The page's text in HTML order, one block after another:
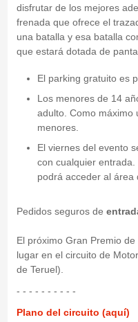
disfrutar de los mejores
frenada que ofrece el
una batalla y esa batalla
que estará dotada de
El parking gratuito es
Los menores de 14
adulto. Como máximo
menores.
El viernes del evento
con cualquier
podrá acceder al área
Pedidos seguros de
El próximo Gran Premio
lugar en el circuito de
de Teruel).
- - - - - - - - - -
Plano del circuito (aquí)